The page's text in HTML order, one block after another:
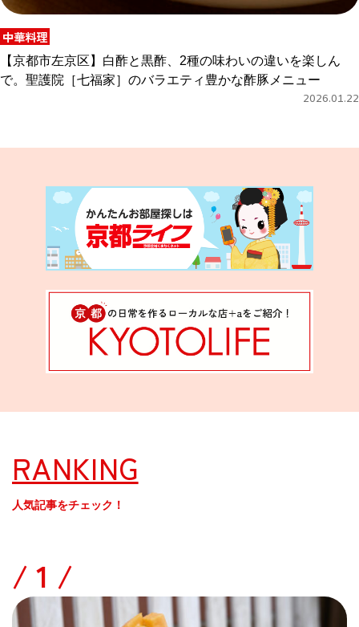
中華料理
【京都市左京区】白酢と黒酢、2種の味わいの違いを楽しん
で。聖護院［七福家］のバラエティ豊かな酢豚メニュー
2026.01.22
RANKING
人気記事をチェック！
/